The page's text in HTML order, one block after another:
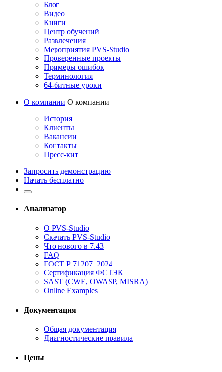
Блог
Видео
Книги
Центр обучений
Развлечения
Мероприятия PVS-Studio
Проверенные проекты
Примеры ошибок
Терминология
64-битные уроки
О компании О компании
История
Клиенты
Вакансии
Контакты
Пресс-кит
Запросить демонстрацию
Начать бесплатно
Анализатор
О PVS-Studio
Скачать PVS-Studio
Что нового в 7.43
FAQ
ГОСТ Р 71207–2024
Сертификация ФСТЭК
SAST (CWE, OWASP, MISRA)
Online Examples
Документация
Общая документация
Диагностические правила
Цены